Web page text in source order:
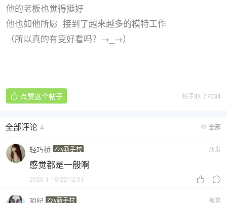
他的老板也觉得挺好
他也如他所愿 接到了越来越多的模特工作
（所以真的有变好看吗？→_→）
帖子ID: 77034
 点赞这个帖子
 全部
全部评论 4
沙发
轻巧桥 Zzy新手村
感觉都是一般啊
 
2026-1-10 22:12:31
板凳
阿纪 Zzy新手村